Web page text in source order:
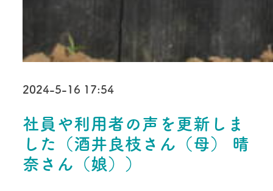
2024-5-16 17:54
社員や利用者の声を更新しま
した（酒井良枝さん（母） 晴
奈さん（娘））